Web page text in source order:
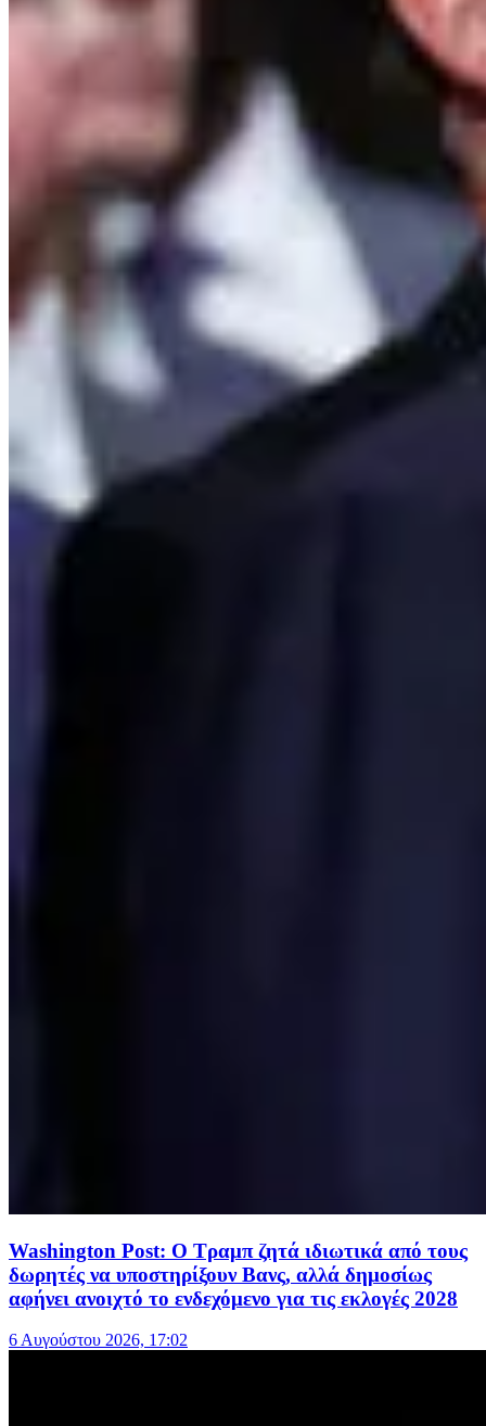
Washington Post: Ο Τραμπ ζητά ιδιωτικά από τους
δωρητές να υποστηρίξουν Βανς, αλλά δημοσίως
αφήνει ανοιχτό το ενδεχόμενο για τις εκλογές 2028
6 Αυγούστου 2026, 17:02